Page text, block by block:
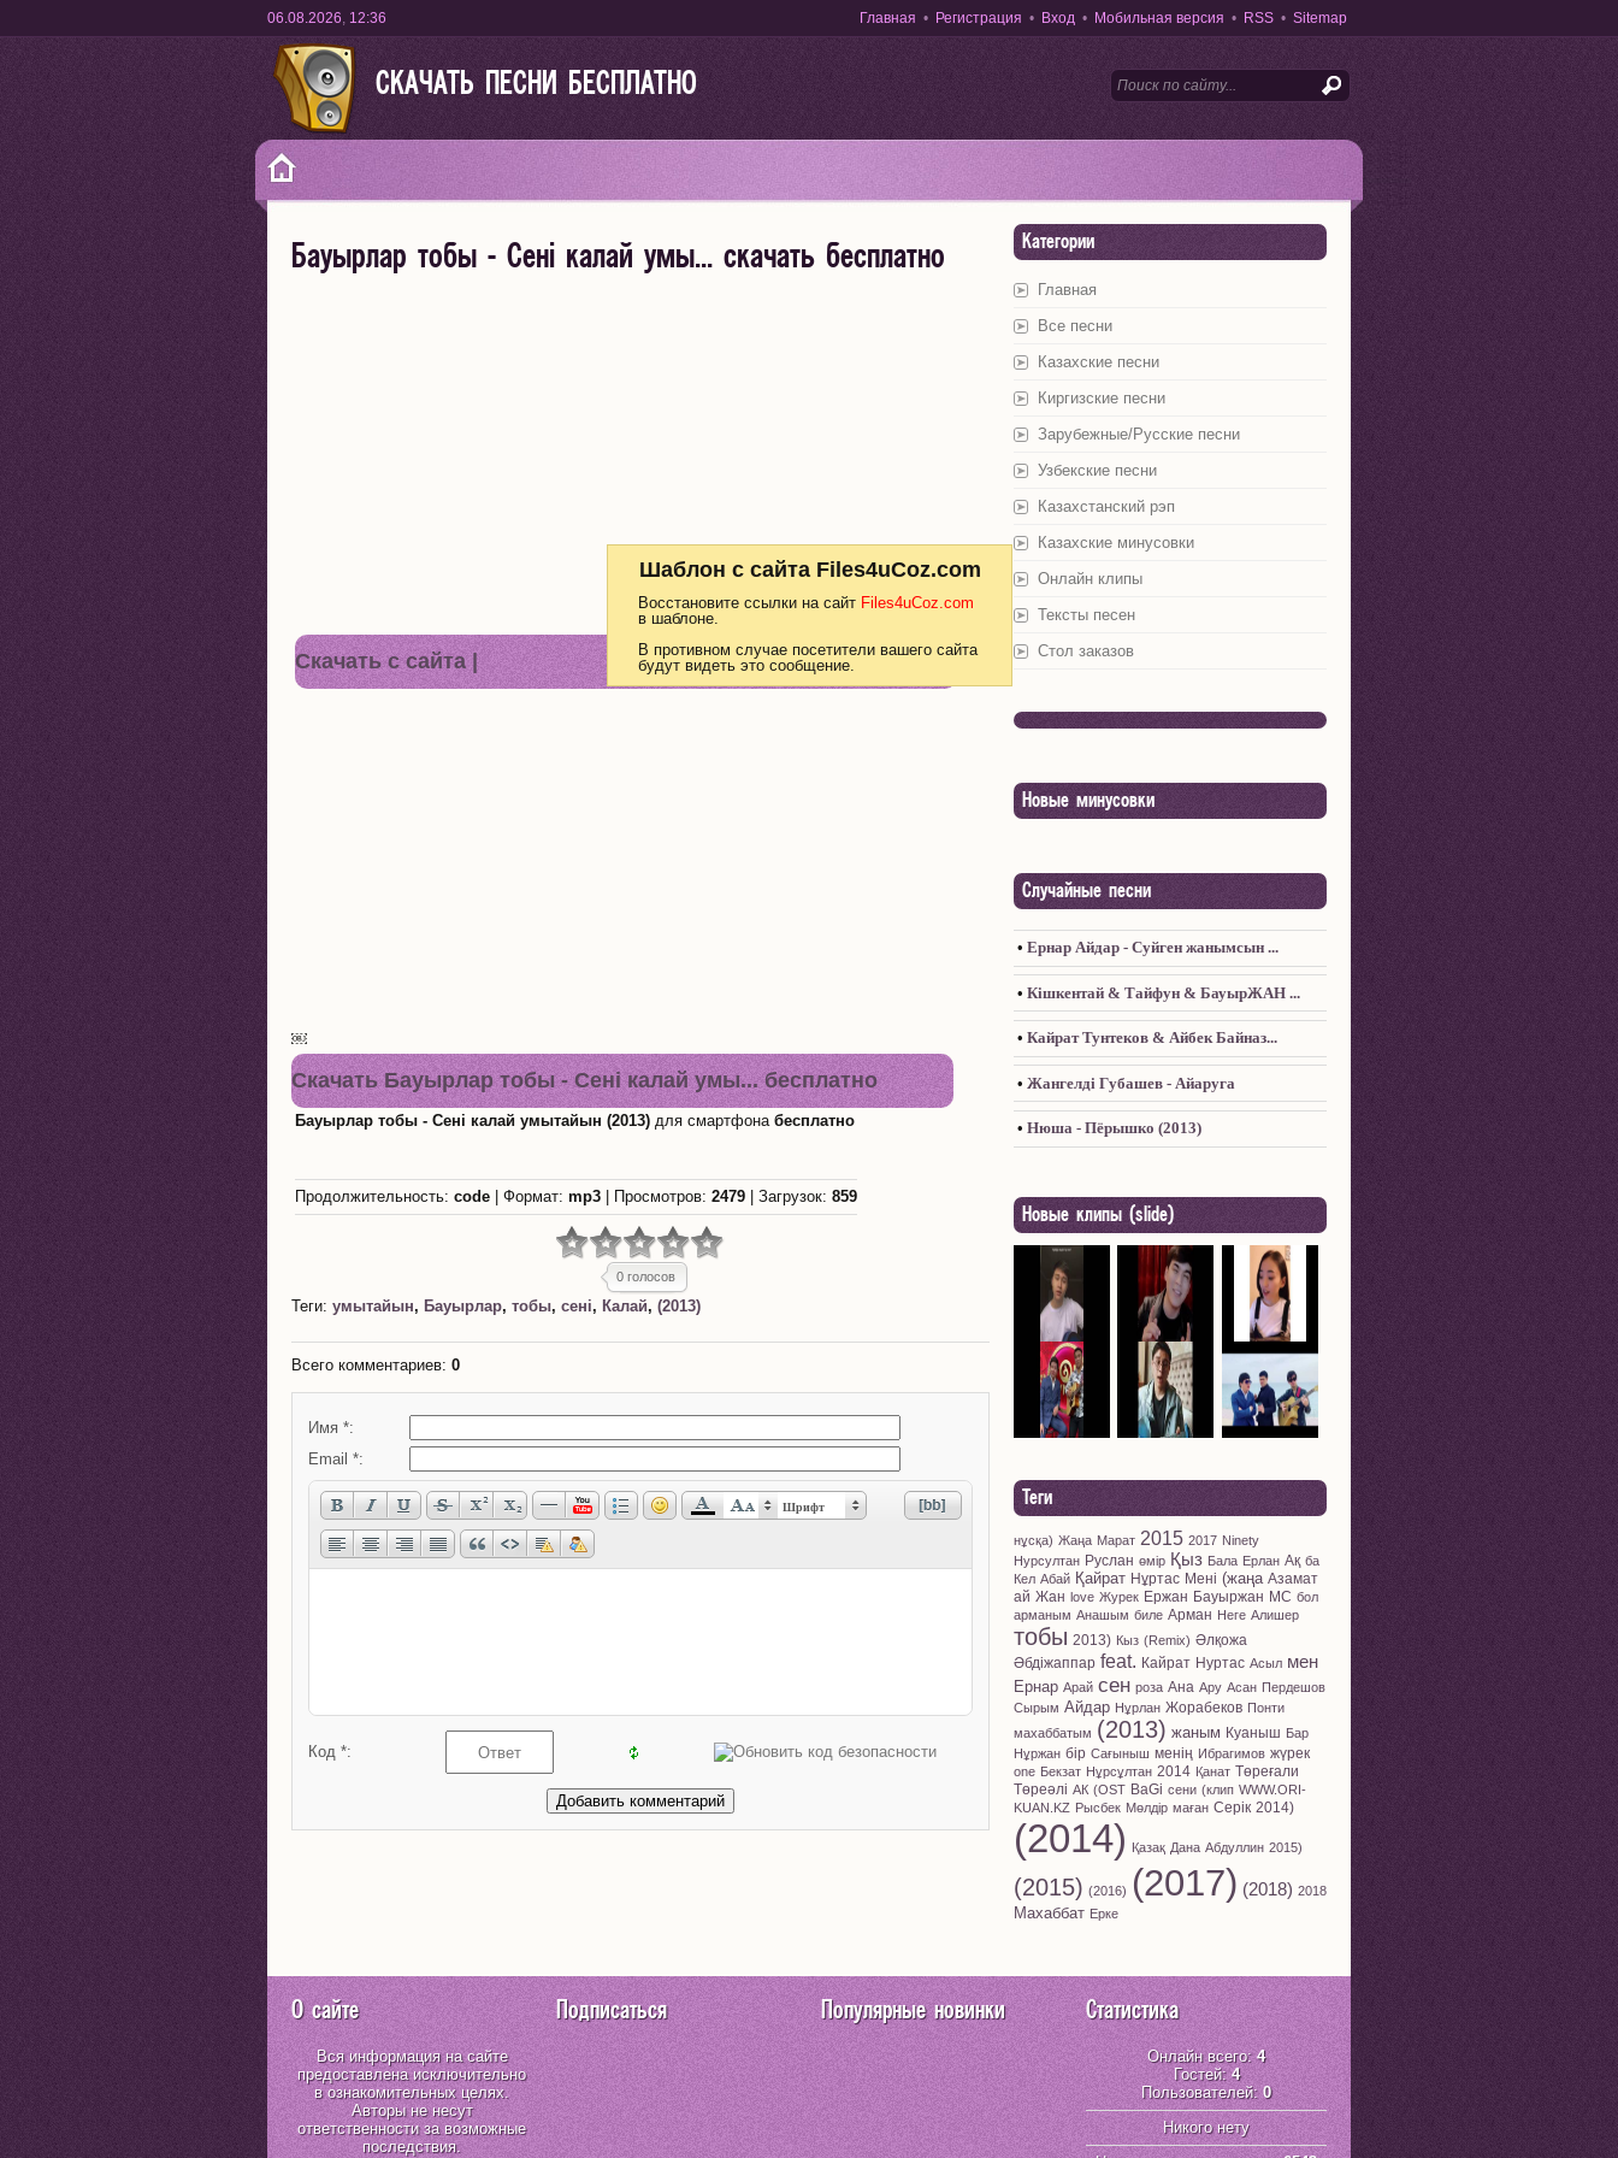
Шаблон с сайта Files4uCoz.com
Восстановите ссылки на сайт Files4uCoz.com
в шаблоне.
В противном случае посетители вашего сайта
будут видеть это сообщение.
06.08.2026, 12:36 Главная • Регистрация • Вход • Мобильная версия • RSS • Sitemap
СКАЧАТЬ ПЕСНИ БЕСПЛАТНО
Бауырлар тобы - Сені калай умы... скачать бесплатно
Cкачать с сайта |
￼
Скачать Бауырлар тобы - Сені калай умы... бесплатно
Бауырлар тобы - Сені калай умытайын (2013) для смартфона бесплатно
Продолжительность: code | Формат: mp3 Просмотров: 2479 Загрузок: 859
0 голосов
Теги: умытайын, Бауырлар, тобы, сені, Калай, (2013)
Всего комментариев: 0
Имя *:
Email *:
Шрифт
Код *:
Категории
Главная
Все песни
Казахские песни
Киргизские песни
Зарубежные/Русские песни
Узбекские песни
Казахстанский рэп
Казахские минусовки
Онлайн клипы
Тексты песен
Стол заказов
Новые минусовки
Случайные песни
• Ернар Айдар - Суйген жанымсын ...
• Кiшкентай & Тайфун & БауырЖАН ...
• Кайрат Тунтеков & Айбек Байназ...
• Жангелдi Губашев - Айаруга
• Нюша - Пёрышко (2013)
Новые клипы (slide)
Теги
нұсқа) Жаңа Марат 2015 2017 Ninety
Нурсултан Руслан өмір Қыз Бала Ерлан Ақ ба
Кел Абай Қайрат Нұртас Мені (жаңа Азамат
ай Жан love Журек Ержан Бауыржан MC бол
арманым Анашым биле Арман Неге Алишер
тобы 2013) Кыз (Remix) Әлқожа
Әбдіжаппар feat. Кайрат Нуртас Асыл мен
Ернар Арай сен роза Ана Ару Асан Пердешов
Сырым Айдар Нұрлан Жорабеков Понти
махаббатым (2013) жаным Куаныш Бар
Нұржан бір Сағыныш менің Ибрагимов жүрек
one Бекзат Нұрсұлтан 2014 Қанат Төреғали
Төреәлі АК (OST BaGi сени (клип WWW.ORI-
KUAN.KZ Рысбек Мөлдір маған Серік 2014)
(2014) Қазақ Дана Абдуллин 2015)
(2015) (2016) (2017) (2018) 2018
Махаббат Ерке
О сайте
Вся информация на сайте
предоставлена исключительно
в ознакомительных целях.
Авторы не несут
ответственности за возможные
последствия.
Подписаться Популярные новинки Статистика
Онлайн всего:4
Гостей:4
Пользователей:0
Никого нету